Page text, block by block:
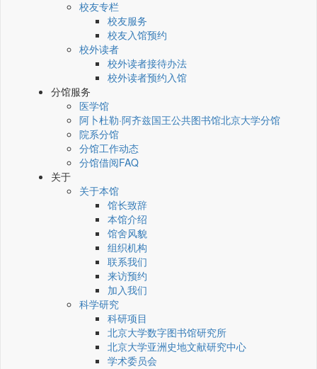
校友专栏
校友服务
校友入馆预约
校外读者
校外读者接待办法
校外读者预约入馆
分馆服务
医学馆
阿卜杜勒·阿齐兹国王公共图书馆北京大学分馆
院系分馆
分馆工作动态
分馆借阅FAQ
关于
关于本馆
馆长致辞
本馆介绍
馆舍风貌
组织机构
联系我们
来访预约
加入我们
科学研究
科研项目
北京大学数字图书馆研究所
北京大学亚洲史地文献研究中心
学术委员会